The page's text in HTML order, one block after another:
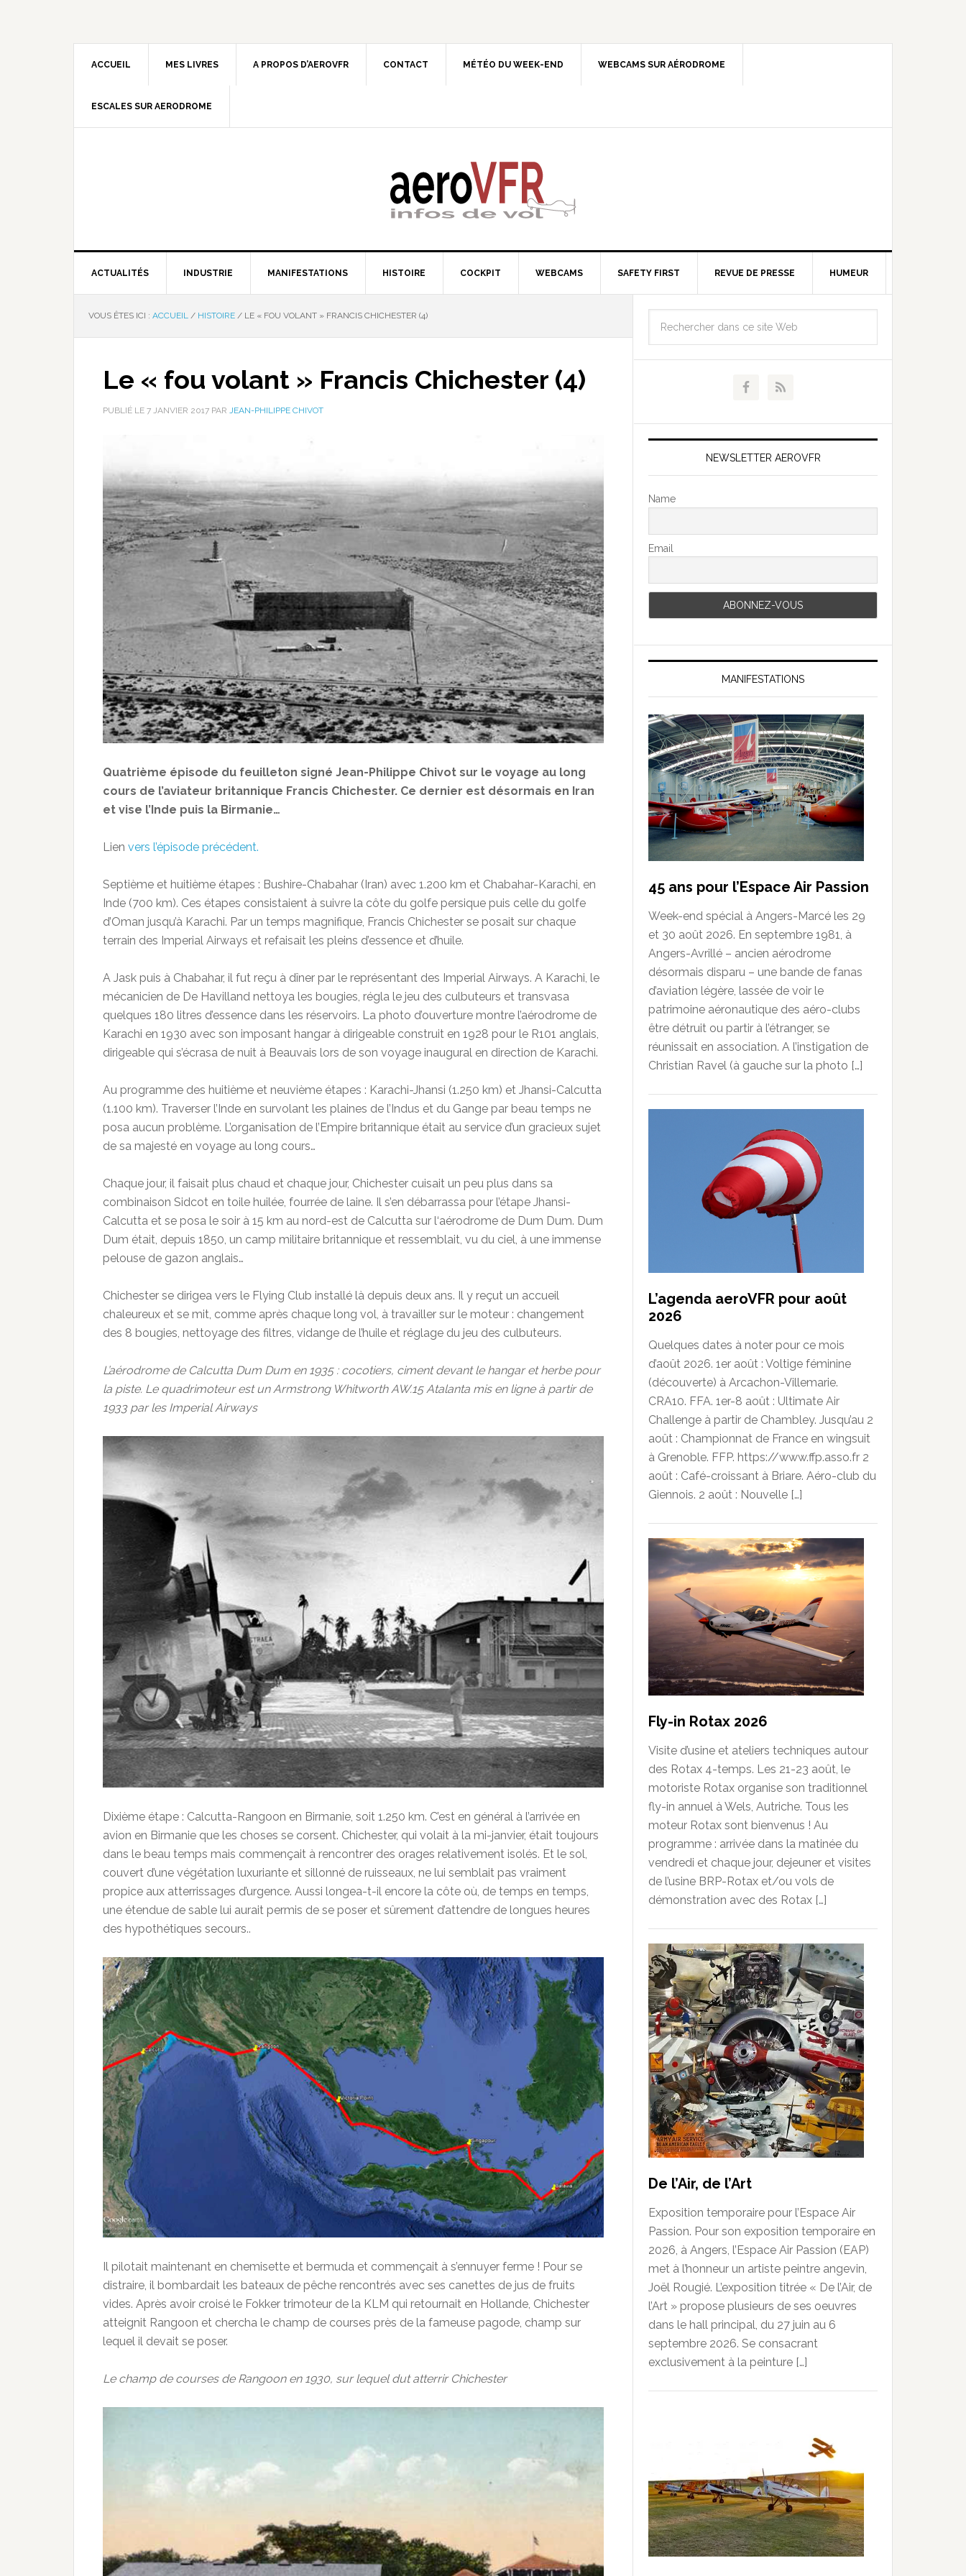
ACCUEIL MES LIVRES A PROPOS D’AEROVFR CONTACT MÉTÉO DU WEEK-END WEBCAMS SUR AÉRODROME
ESCALES SUR AERODROME
ACTUALITÉS INDUSTRIE MANIFESTATIONS HISTOIRE COCKPIT WEBCAMS SAFETY FIRST REVUE DE PRESSE HUMEUR
VOUS ÊTES ICI : ACCUEIL / HISTOIRE / LE « FOU VOLANT » FRANCIS CHICHESTER (4)
Le « fou volant » Francis Chichester (4)
PUBLIÉ LE 7 JANVIER 2017 PAR JEAN-PHILIPPE CHIVOT
Quatrième épisode du feuilleton signé Jean-Philippe Chivot sur le voyage au long
cours de l’aviateur britannique Francis Chichester. Ce dernier est désormais en Iran
et vise l’Inde puis la Birmanie…
Lien vers l’épisode précédent.
Septième et huitième étapes : Bushire-Chabahar (Iran) avec 1.200 km et Chabahar-Karachi, en
Inde (700 km). Ces étapes consistaient à suivre la côte du golfe persique puis celle du golfe
d’Oman jusqu’à Karachi. Par un temps magnifique, Francis Chichester se posait sur chaque
terrain des Imperial Airways et refaisait les pleins d’essence et d’huile.
A Jask puis à Chabahar, il fut reçu à dîner par le représentant des Imperial Airways. A Karachi, le
mécanicien de De Havilland nettoya les bougies, régla le jeu des culbuteurs et transvasa
quelques 180 litres d’essence dans les réservoirs. La photo d’ouverture montre l’aérodrome de
Karachi en 1930 avec son imposant hangar à dirigeable construit en 1928 pour le R101 anglais,
dirigeable qui s’écrasa de nuit à Beauvais lors de son voyage inaugural en direction de Karachi.
Au programme des huitième et neuvième étapes : Karachi-Jhansi (1.250 km) et Jhansi-Calcutta
(1.100 km). Traverser l’Inde en survolant les plaines de l’Indus et du Gange par beau temps ne
posa aucun problème. L’organisation de l’Empire britannique était au service d’un gracieux sujet
de sa majesté en voyage au long cours…
Chaque jour, il faisait plus chaud et chaque jour, Chichester cuisait un peu plus dans sa
combinaison Sidcot en toile huilée, fourrée de laine. Il s’en débarrassa pour l’étape Jhansi-
Calcutta et se posa le soir à 15 km au nord-est de Calcutta sur l‘aérodrome de Dum Dum. Dum
Dum était, depuis 1850, un camp militaire britannique et ressemblait, vu du ciel, à une immense
pelouse de gazon anglais…
Chichester se dirigea vers le Flying Club installé là depuis deux ans. Il y reçut un accueil
chaleureux et se mit, comme après chaque long vol, à travailler sur le moteur : changement
des 8 bougies, nettoyage des filtres, vidange de l’huile et réglage du jeu des culbuteurs.
L’aérodrome de Calcutta Dum Dum en 1935 : cocotiers, ciment devant le hangar et herbe pour
la piste. Le quadrimoteur est un Armstrong Whitworth AW.15 Atalanta mis en ligne à partir de
1933 par les Imperial Airways
Dixième étape : Calcutta-Rangoon en Birmanie, soit 1.250 km. C’est en général à l’arrivée en
avion en Birmanie que les choses se corsent. Chichester, qui volait à la mi-janvier, était toujours
dans le beau temps mais commençait à rencontrer des orages relativement isolés. Et le sol,
couvert d’une végétation luxuriante et sillonné de ruisseaux, ne lui semblait pas vraiment
propice aux atterrissages d’urgence. Aussi longea-t-il encore la côte où, de temps en temps,
une étendue de sable lui aurait permis de se poser et sûrement d’attendre de longues heures
des hypothétiques secours..
Il pilotait maintenant en chemisette et bermuda et commençait à s’ennuyer ferme ! Pour se
distraire, il bombardait les bateaux de pêche rencontrés avec ses canettes de jus de fruits
vides. Après avoir croisé le Fokker trimoteur de la KLM qui retournait en Hollande, Chichester
atteignit Rangoon et chercha le champ de courses près de la fameuse pagode, champ sur
lequel il devait se poser.
Le champ de courses de Rangoon en 1930, sur lequel dut atterrir Chichester
NEWSLETTER AEROVFR
Name
Email
MANIFESTATIONS
45 ans pour l’Espace Air Passion
Week-end spécial à Angers-Marcé les 29
et 30 août 2026. En septembre 1981, à
Angers-Avrillé – ancien aérodrome
désormais disparu – une bande de fanas
d’aviation légère, lassée de voir le
patrimoine aéronautique des aéro-clubs
être détruit ou partir à l’étranger, se
réunissait en association. A l’instigation de
Christian Ravel (à gauche sur la photo […]
L’agenda aeroVFR pour août
2026
Quelques dates à noter pour ce mois
d’août 2026. 1er août : Voltige féminine
(découverte) à Arcachon-Villemarie.
CRA10. FFA. 1er-8 août : Ultimate Air
Challenge à partir de Chambley. Jusqu’au 2
août : Championnat de France en wingsuit
à Grenoble. FFP. https://www.ffp.asso.fr 2
août : Café-croissant à Briare. Aéro-club du
Giennois. 2 août : Nouvelle […]
Fly-in Rotax 2026
Visite d’usine et ateliers techniques autour
des Rotax 4-temps. Les 21-23 août, le
motoriste Rotax organise son traditionnel
fly-in annuel à Wels, Autriche. Tous les
moteur Rotax sont bienvenus ! Au
programme : arrivée dans la matinée du
vendredi et chaque jour, dejeuner et visites
de l’usine BRP-Rotax et/ou vols de
démonstration avec des Rotax […]
De l’Air, de l’Art
Exposition temporaire pour l’Espace Air
Passion. Pour son exposition temporaire en
2026, à Angers, l’Espace Air Passion (EAP)
met à l’honneur un artiste peintre angevin,
Joël Rougié. L’exposition titrée « De l’Air, de
l’Art » propose plusieurs de ses oeuvres
dans le hall principal, du 27 juin au 6
septembre 2026. Se consacrant
exclusivement à la peinture […]